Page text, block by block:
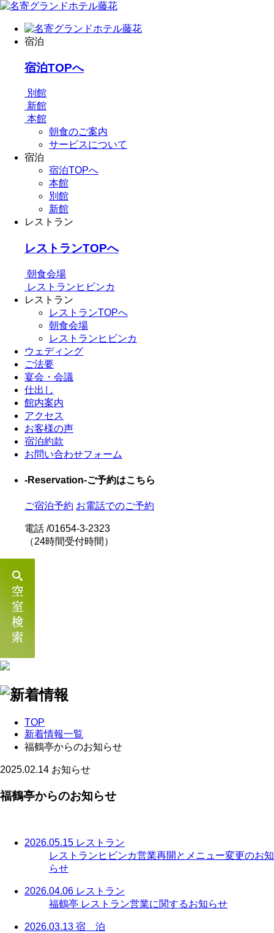
宿泊
宿泊TOPへ
別館
新館
本館
朝食のご案内
サービスについて
宿泊
宿泊TOPへ
本館
別館
新館
レストラン
レストランTOPへ
朝食会場
レストランヒビンカ
レストラン
レストランTOPへ
朝食会場
レストランヒビンカ
ウェディング
ご法要
宴会・会議
仕出し
館内案内
アクセス
お客様の声
宿泊約款
お問い合わせフォーム
-Reservation-ご予約はこちら
ご宿泊予約 お電話でのご予約
電話 /01654-3-2323
（24時間受付時間）
TOP
新着情報一覧
福鶴亭からのお知らせ
2025.02.14 お知らせ
福鶴亭からのお知らせ
2026.05.15 レストラン
レストランヒビンカ営業再開とメニュー変更のお知
らせ
2026.04.06 レストラン
福鶴亭 レストラン営業に関するお知らせ
2026.03.13 宿 泊